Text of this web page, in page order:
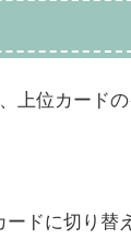
上位カード
ドに切り替